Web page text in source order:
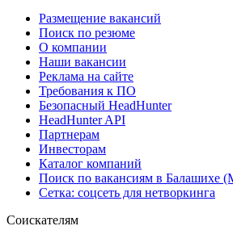
Размещение вакансий
Поиск по резюме
О компании
Наши вакансии
Реклама на сайте
Требования к ПО
Безопасный HeadHunter
HeadHunter API
Партнерам
Инвесторам
Каталог компаний
Поиск по вакансиям в Балашихе
Сетка: соцсеть для нетворкинга
Соискателям